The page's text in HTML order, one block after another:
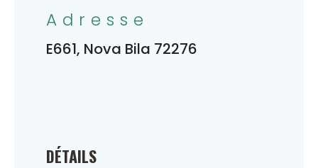
DÉTAILS
Adresse
E661, Nova Bila 72276